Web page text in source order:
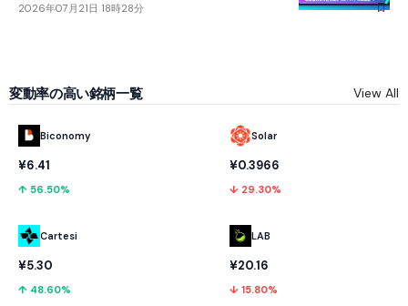
2026年07月21日 18時28分
変動率の高い銘柄一覧 View All
Biconomy
¥6.41
↑ 56.50%
Cartesi
¥5.30
↑ 48.60%
Solar
¥0.3966
↓ 29.30%
LAB
¥20.16
↓ 15.80%